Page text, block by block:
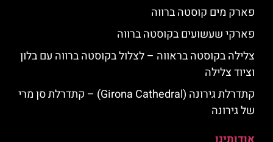
פארק מים קוסטה ברווה
פארקי שעשועים בקוסטה ברווה
צלילה בקוסטה בראווה – לצלול בקוסטה ברווה עם בלון
וציוד צלילה
קתדרלת גירונה (Girona Cathedral) – קתדרלת סן מרי
של גירונה